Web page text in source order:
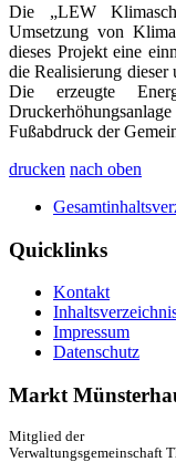
Die „LEW
Umsetzung von
dieses Projekt eine
die Realisierung
Die erzeugte
Fußabdruck der
drucken nach oben
Quicklinks
Kontakt
Impressum
Datenschutz
Markt
Mitglied der
Verwaltungsgemeinschaft